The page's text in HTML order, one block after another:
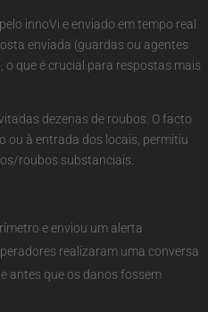
innoVi e enviado em tempo real
enviada (guardas ou agentes
que é crucial para respostas mais
dezenas de roubos. O facto
ou à entrada dos locais, permitiu
roubos substanciais.
e enviou um alerta
realizaram uma conversa
antes que os danos fossem